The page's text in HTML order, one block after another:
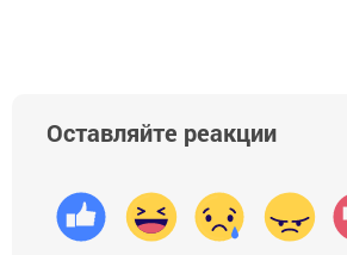
Оставляйте реакции